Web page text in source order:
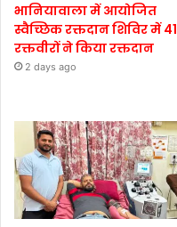
भानियावाला में आयोजित
स्वैच्छिक रक्तदान शिविर में 41
रक्तवीरों ने किया रक्तदान
2 days ago